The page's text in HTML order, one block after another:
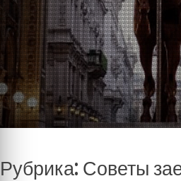
Рубрика: Советы